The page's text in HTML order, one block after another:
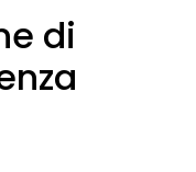
di